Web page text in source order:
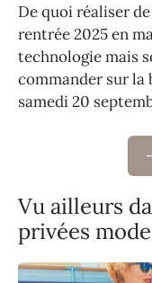
De quoi réaliser
rentrée 2025 en
technologie mais
commander sur la
samedi 20
Vu ailleurs
privées